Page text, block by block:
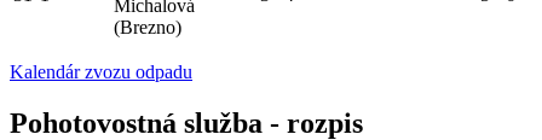
Michalová
(Brezno)
Kalendár zvozu odpadu
Pohotovostná služba - rozpis